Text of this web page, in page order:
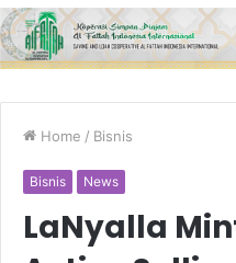
Home / Bisnis
Bisnis News
LaNyalla